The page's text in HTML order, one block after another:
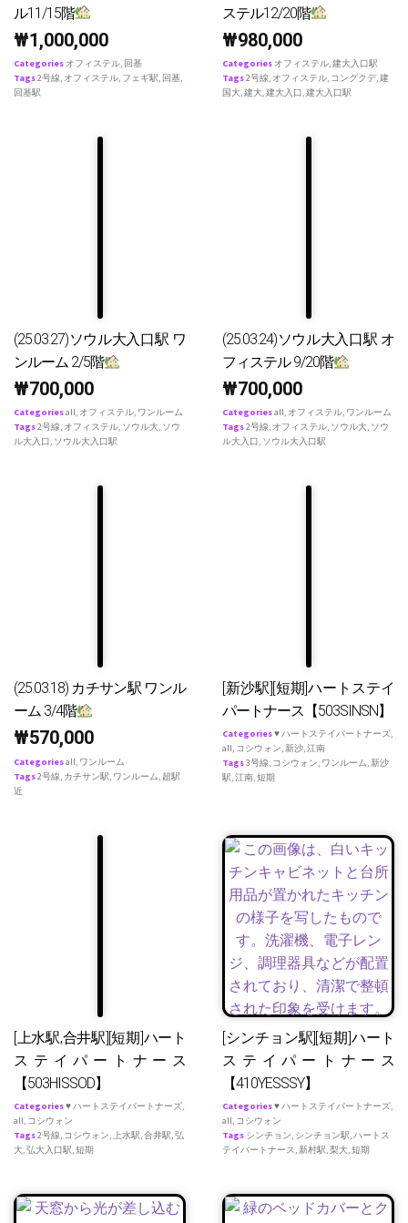
ル11/15階
₩1,000,000
Categories オフィステル, 回基
Tags2号線, オフィステル, フェギ駅, 回基,
回基駅
ステル12/20階
₩980,000
Categories オフィステル,建大入口駅
Tags2号線, オフィステル, コングクデ,建
国大,建大,建大入口,建大入口駅
(25.03.27)ソウル大入口駅 ワ
ンルーム 2/5階
₩700,000
Categoriesall, オフィステル, ワンルーム
Tags2号線, オフィステル, ソウル大, ソウ
ル大入口, ソウル大入口駅
(25.03.24)ソウル大入口駅 オ
フィステル 9/20階
₩700,000
Categoriesall, オフィステル, ワンルーム
Tags2号線, オフィステル, ソウル大, ソウ
ル大入口, ソウル大入口駅
(25.03.18) カチサン駅 ワンル
ーム 3/4階
₩570,000
Categoriesall, ワンルーム
Tags2号線, カチサン駅, ワンルーム, 超駅
近
[新沙駅][短期]ハートステイ
パートナース【503SINSN】
Categories♥ ハートステイパートナーズ,
all, コシウォン,新沙,江南
Tags3号線, コシウォン, ワンルーム,新沙
駅,江南,短期
[上水駅,合井駅][短期]ハート
ステイパートナース
【503HISSOD】
Categories♥ ハートステイパートナーズ,
all, コシウォン
Tags2号線, コシウォン, 上水駅,合井駅,弘
大,弘大入口駅,短期
[シンチョン駅][短期]ハート
ステイパートナース
【410YESSSY】
Categories♥ ハートステイパートナーズ,
all, コシウォン
Tags シンチョン, シンチョン駅,ハートス
テイパートナース,新村駅,梨大,短期